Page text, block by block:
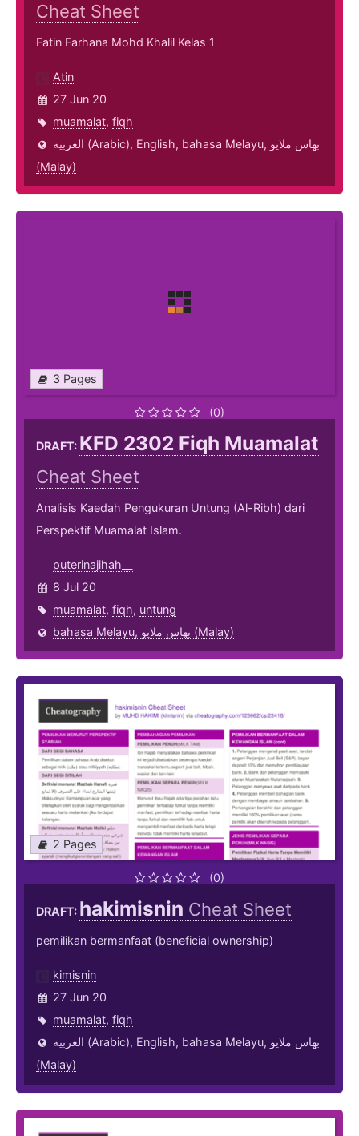
Cheat Sheet
Fatin Farhana Mohd Khalil Kelas 1
Atin
27 Jun 20
muamalat, fiqh
العربية (Arabic), English, bahasa Melayu, بهاس ملايو‎
(Malay)
3 Pages
(0)
DRAFT: KFD 2302 Fiqh Muamalat
Cheat Sheet
Analisis Kaedah Pengukuran Untung (Al-Ribh) dari
Perspektif Muamalat Islam.
puterinajihah__
8 Jul 20
muamalat, fiqh, untung
bahasa Melayu, بهاس ملايو‎ (Malay)
2 Pages
(0)
DRAFT: hakimisnin Cheat Sheet
pemilikan bermanfaat (beneficial ownership)
kimisnin
27 Jun 20
muamalat, fiqh
العربية (Arabic), English, bahasa Melayu, بهاس ملايو‎
(Malay)